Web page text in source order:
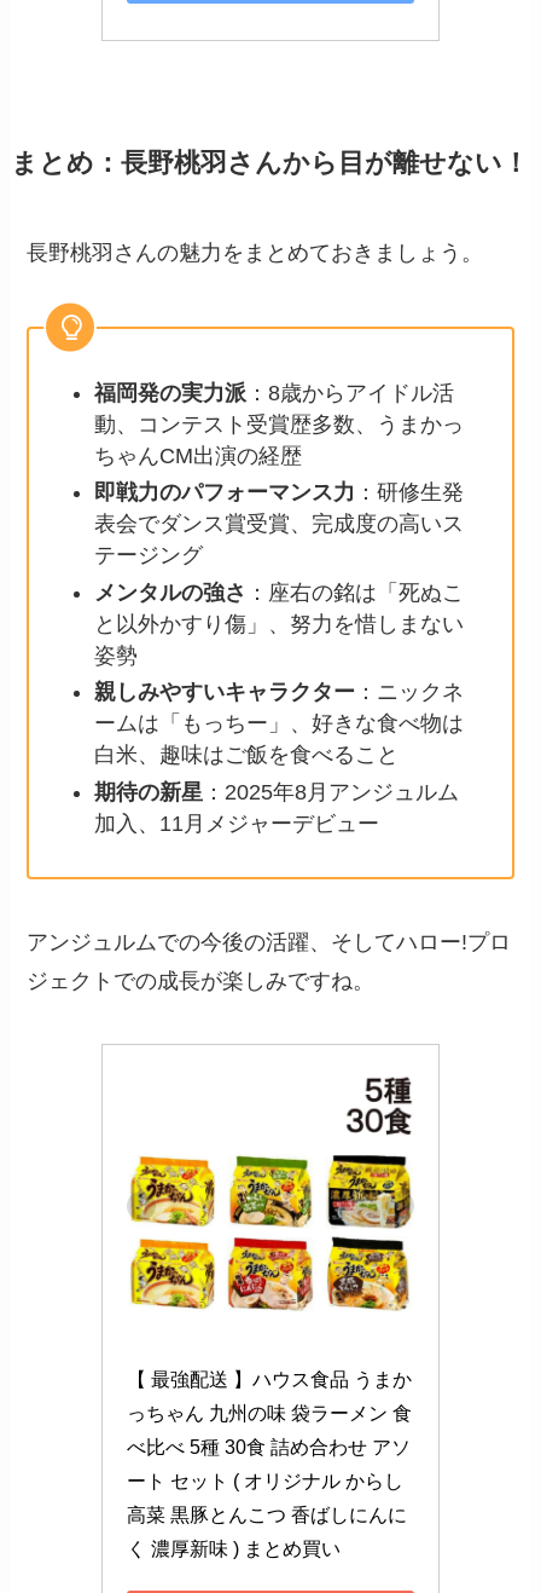
まとめ：長野桃羽さんから目が離せない！
長野桃羽さんの魅力をまとめておきましょう。
福岡発の実力派 ：8歳からアイドル活
動、コンテスト受賞歴多数、うまかっ
ちゃんCM出演の経歴
即戦力のパフォーマンス力 ：研修生発
表会でダンス賞受賞、完成度の高いス
テージング
メンタルの強さ ：座右の銘は「死ぬこ
と以外かすり傷」、努力を惜しまない
姿勢
親しみやすいキャラクター ：ニックネ
ームは「もっちー」、好きな食べ物は
白米、趣味はご飯を食べること
期待の新星 ：2025年8月アンジュルム
加入、11月メジャーデビュー
アンジュルムでの今後の活躍、そしてハロー!プロ
ジェクトでの成長が楽しみですね。
【 最強配送 】ハウス食品 うまか
っちゃん 九州の味 袋ラーメン 食
べ比べ 5種 30食 詰め合わせ アソ
ート セット ( オリジナル からし
高菜 黒豚とんこつ 香ばしにんに
く 濃厚新味 ) まとめ買い